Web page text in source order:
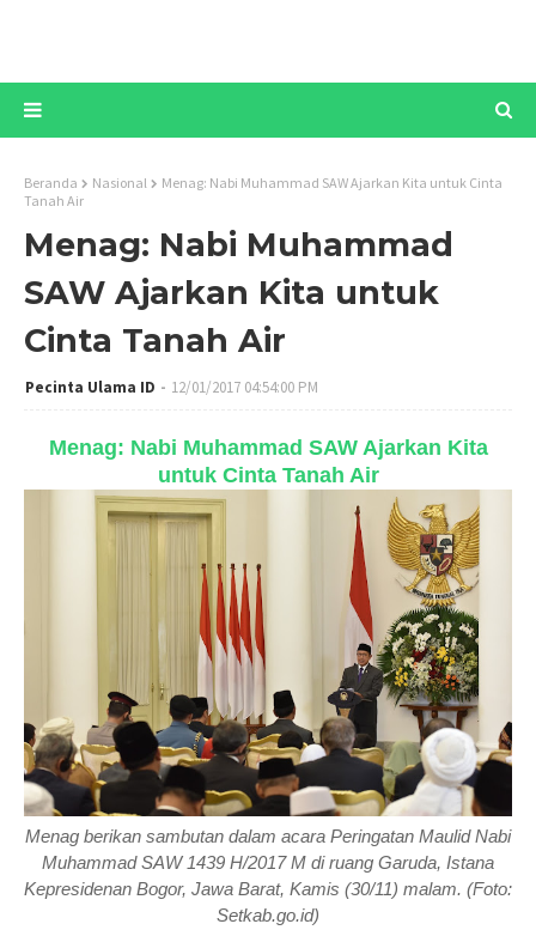
Beranda Nasional
Menag: Nabi Muhammad SAW Ajarkan Kita untuk Cinta
Tanah Air
Menag: Nabi Muhammad
SAW Ajarkan Kita untuk
Cinta Tanah Air
Pecinta Ulama ID 12/01/2017 04:54:00 PM
Menag: Nabi Muhammad SAW Ajarkan Kita
untuk Cinta Tanah Air
Menag berikan sambutan dalam acara Peringatan Maulid Nabi
Muhammad SAW 1439 H/2017 M di ruang Garuda, Istana
Kepresidenan Bogor, Jawa Barat, Kamis (30/11) malam. (Foto:
Setkab.go.id)